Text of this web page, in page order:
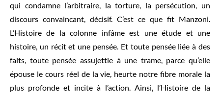
qui condamne l’arbitraire, la torture, la persécution, un
discours convaincant, décisif. C’est ce que fit Manzoni.
L’Histoire de la colonne infâme est une étude et une
histoire, un récit et une pensée. Et toute pensée liée à des
faits, toute pensée assujettie à une trame, parce qu’elle
épouse le cours réel de la vie, heurte notre fibre morale la
plus profonde et incite à l’action. Ainsi, l’Histoire de la